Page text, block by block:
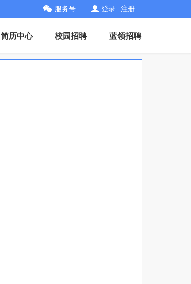
服务号 登录 注册
简历中心 校园招聘 蓝领招聘